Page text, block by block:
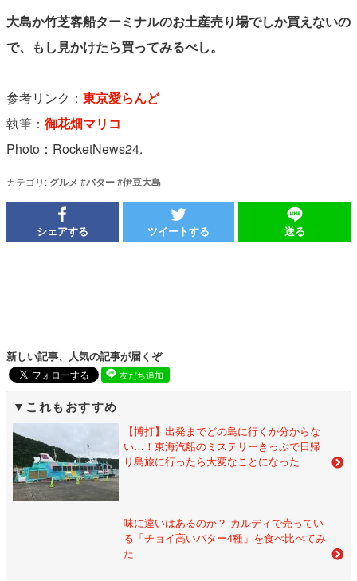
大島か竹芝客船ターミナルのお土産売り場でしか買えないの
で、もし見かけたら買ってみるべし。
参考リンク： 東京愛らんど
執筆： 御花畑マリコ
Photo：RocketNews24.
カテゴリ: グルメ #バター#伊豆大島
シェアする ツイートする 送る
新しい記事、人気の記事が届くぞ
友だち追加
これもおすすめ
【博打】出発までどの島に行くか分からな
い…！東海汽船のミステリーきっぷで日帰
り島旅に行ったら大変なことになった
味に違いはあるのか？ カルディで売ってい
る「チョイ高いバター4種」を食べ比べてみ
た